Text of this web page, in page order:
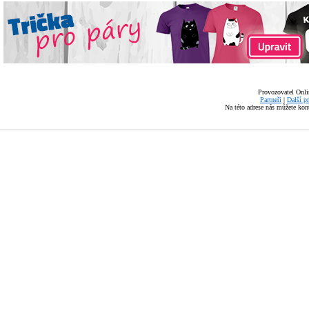
Provozovatel
Partneři | Další
Na této adrese nás můžete